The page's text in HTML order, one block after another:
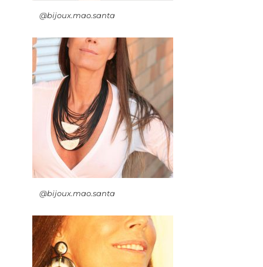
@bijoux.mao.santa
@bijoux.mao.santa